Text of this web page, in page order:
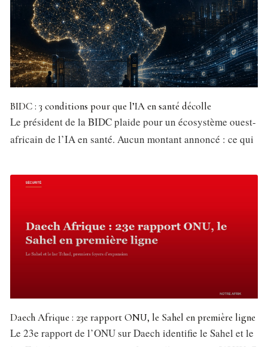
BIDC : 3 conditions pour que l’IA en santé décolle
Le président de la BIDC plaide pour un écosystème ouest-
africain de l’IA en santé. Aucun montant annoncé : ce qui
Daech Afrique : 23e rapport ONU, le Sahel en première ligne
Le 23e rapport de l’ONU sur Daech identifie le Sahel et le